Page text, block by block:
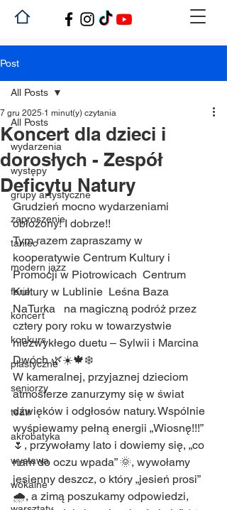
Post
All Posts
wydarzenia
występy
grupy artystyczne
zaproszenie
taniec
modern jazz
ferie
koncert
konkurs
plastyczne
seniorzy
teatr
akrobatyka
wystawa
wokalne
All Posts
Koncert dla dzieci i
dorosłych - Zespół
Deficytu Natury
7 gru 2025 1 minut(y) czytania
Grudzień mocno wydarzeniami
obłożony! I dobrze!!
Tym razem zapraszamy w
kooperatywie Centrum Kultury i
Promocji w Piotrowicach  Centrum
Kultury w Lublinie  Leśna Baza
NaTurka   na magiczną podróż przez
cztery pory roku w towarzystwie
niezwykłego duetu – Sylwii i Marcina
Dwóch 🌿☀️🍁❄️
W kameralnej, przyjaznej dzieciom
atmosferze zanurzymy się w świat
dźwięków i odgłosów natury. Wspólnie
wyśpiewamy pełną energii „Wiosnę!!!”
🌷, przywołamy lato i dowiemy się, „co
nam do oczu wpada” 🌞, wywołamy
jesienny deszcz, o który „jesień prosi”
🌧️, a zimą poszukamy odpowiedzi,